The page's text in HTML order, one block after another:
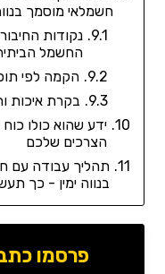
חשמלאי מוסמך
נקודות
החשמל
הקמה לפי
בקרת איכות
ידע שהוא כולו
הצרכים שלכם
תהליך עבודה עם
בנווה ימין - כך
פרסמו